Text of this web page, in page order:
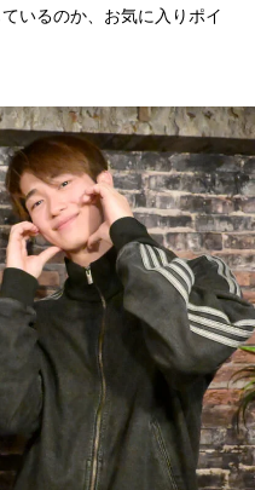
いるのか、お気に入りポイ